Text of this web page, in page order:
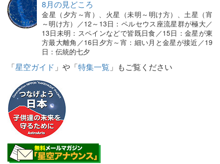
8月の見どころ
金星（夕方～宵）、火星（未明～明け方）、土星（宵
～明け方）／12～13日：ペルセウス座流星群が極大／
13日未明：スペインなどで皆既日食／15日：金星が東
方最大離角／16日夕方～宵：細い月と金星が接近／19
日：伝統的七夕
「星空ガイド 」や「特集一覧 」もご覧ください